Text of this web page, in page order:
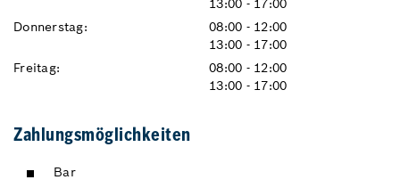
13:00 - 17:00
Donnerstag:
08:00 - 12:00
13:00 - 17:00
Freitag:
08:00 - 12:00
13:00 - 17:00
Zahlungsmöglichkeiten
Bar